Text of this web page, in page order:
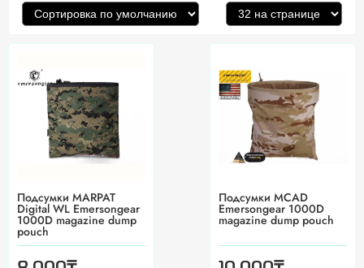
Подсумки MARPAT
Digital WL Emersongear
1000D magazine dump
pouch
Подсумки MCAD
Emersongear 1000D
magazine dump pouch